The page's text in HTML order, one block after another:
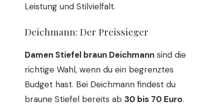
Leistung und Stilvielfalt.
Deichmann: Der Preissieger
Damen Stiefel braun Deichmann sind die
richtige Wahl, wenn du ein begrenztes
Budget hast. Bei Deichmann findest du
braune Stiefel bereits ab 30 bis 70 Euro.